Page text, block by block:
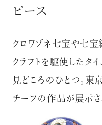
ピース
クロワゾネ七宝や七宝
クラフトを駆使したタ
見どころのひとつ。
チーフの作品が展示さ